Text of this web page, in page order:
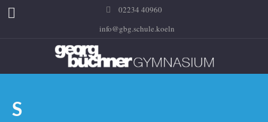
02234 40960
info@gbg.schule.koeln
S